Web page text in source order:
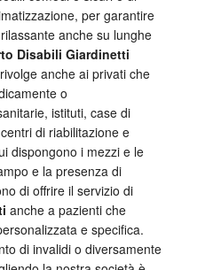
per garantire
anche su lunghe
Disabili Giardinetti
anche ai privati che
o
istituti, case di
di riabilitazione e
dispongono i mezzi e le
e la presenza di
di offrire il servizio di
anche a pazienti che
e specifica.
di invalidi o diversamente